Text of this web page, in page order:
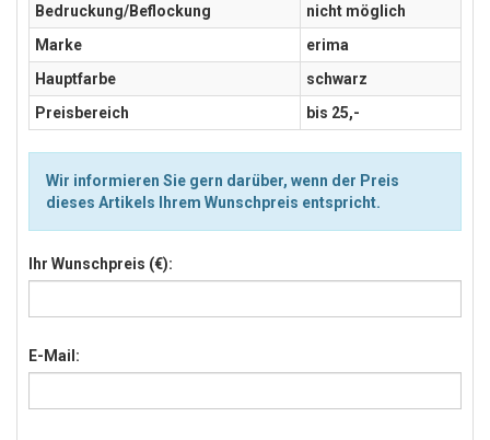
Bedruckung/Beflockung
nicht möglich
Marke
erima
Hauptfarbe
schwarz
Preisbereich
bis 25,-
Wir informieren Sie gern darüber, wenn der Preis
dieses Artikels Ihrem Wunschpreis entspricht.
Ihr Wunschpreis (€):
E-Mail: